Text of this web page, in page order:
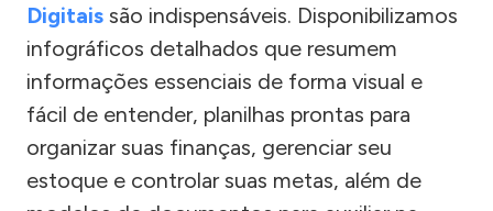
Digitais são indispensáveis. Disponibilizamos
infográficos detalhados que resumem
informações essenciais de forma visual e
fácil de entender, planilhas prontas para
organizar suas finanças, gerenciar seu
estoque e controlar suas metas, além de